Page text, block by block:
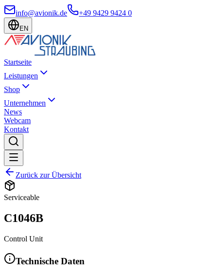
info@avionik.de +49 9429 9424 0
EN
Startseite
Leistungen
Shop
Unternehmen
News
Webcam
Kontakt
Zurück zur Übersicht
Serviceable
C1046B
Control Unit
Technische Daten